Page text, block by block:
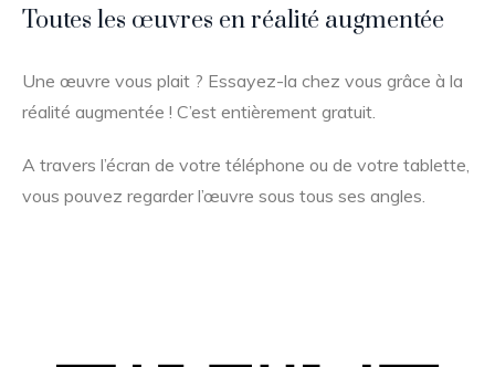
Toutes les œuvres en réalité augmentée
Une œuvre vous plait ? Essayez-la chez vous grâce à la
réalité augmentée ! C’est entièrement gratuit.
A travers l’écran de votre téléphone ou de votre tablette,
vous pouvez regarder l’œuvre sous tous ses angles.